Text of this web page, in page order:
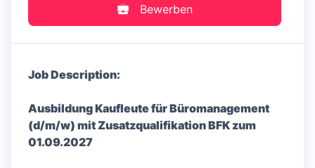
Bewerben
Job Description:
Ausbildung Kaufleute für Büromanagement
(d/m/w) mit Zusatzqualifikation BFK zum
01.09.2027